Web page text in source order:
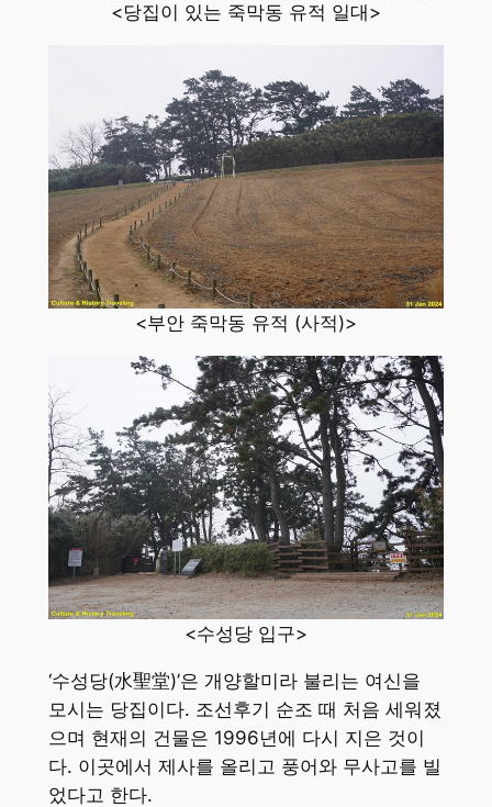
<당집이 있는 죽막동 유적 일대>
<부안 죽막동 유적 (사적)>
<수성당 입구>
‘수성당(水聖堂)’은 개양할미라 불리는 여신을
모시는 당집이다. 조선후기 순조 때 처음 세워졌
으며 현재의 건물은 1996년에 다시 지은 것이
다. 이곳에서 제사를 올리고 풍어와 무사고를 빌
었다고 한다.